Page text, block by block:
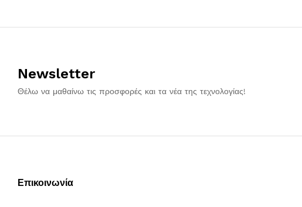
Newsletter
Θέλω να μαθαίνω τις προσφορές και τα νέα της τεχνολογίας!
Επικοινωνία